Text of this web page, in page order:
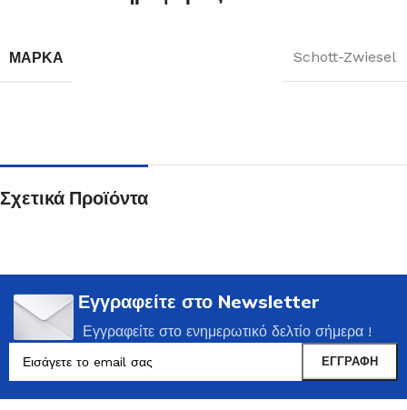
ΜΆΡΚΑ Schott-Zwiesel
Σχετικά Προϊόντα
Εγγραφείτε στο Newsletter
Εγγραφείτε στο ενημερωτικό δελτίο σήμερα !